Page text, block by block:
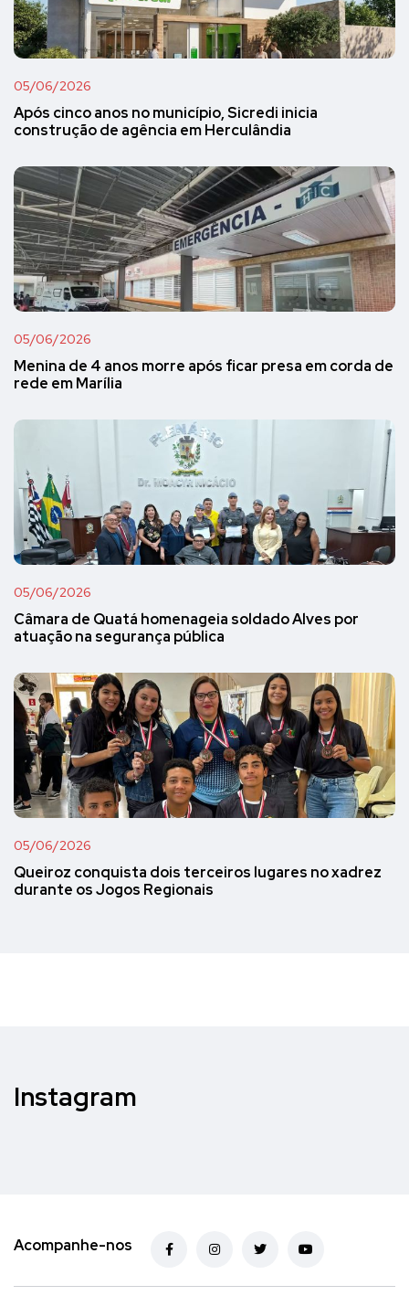
05/06/2026
Após cinco anos no município, Sicredi inicia
construção de agência em Herculândia
05/06/2026
Menina de 4 anos morre após ficar presa em corda de
rede em Marília
05/06/2026
Câmara de Quatá homenageia soldado Alves por
atuação na segurança pública
05/06/2026
Queiroz conquista dois terceiros lugares no xadrez
durante os Jogos Regionais
Instagram
Acompanhe-nos